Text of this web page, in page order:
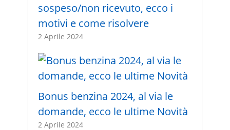
sospeso/non ricevuto, ecco i
motivi e come risolvere
2 Aprile 2024
Bonus benzina 2024, al via le
domande, ecco le ultime Novità
2 Aprile 2024